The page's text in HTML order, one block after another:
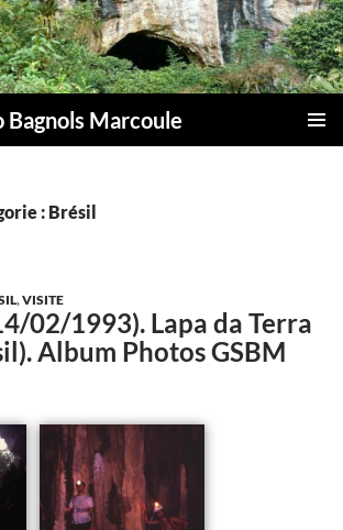
Bagnols Marcoule
: Brésil
,VISITE
02/1993). Lapa da Terra
Album Photos GSBM